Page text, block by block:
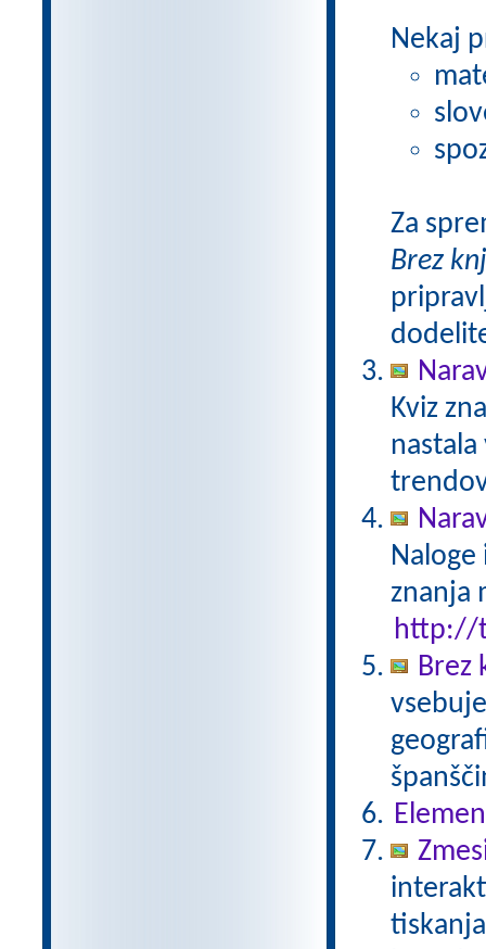
Nekaj
Za
Brez
Kviz
znanja
http://
Brez